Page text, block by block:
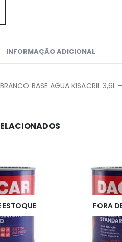
INFORMAÇÃO ADICIONAL
BASE AGUA KISACRIL 3,6L
ESTOQUE FORA